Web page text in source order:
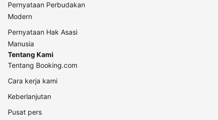
Pernyataan Perbudakan
Modern
Pernyataan Hak Asasi
Manusia
Tentang Kami
Tentang Booking.com
Cara kerja kami
Keberlanjutan
Pusat pers